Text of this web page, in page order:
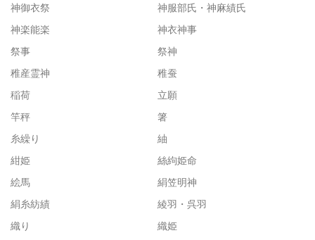
神御衣祭
神服部氏・神麻績氏
神楽能楽
神衣神事
祭事
祭神
稚産霊神
稚蚕
稲荷
立願
竿秤
箸
糸繰り
紬
紺姫
絲絇姫命
絵馬
絹笠明神
絹糸紡績
綾羽・呉羽
織り
織姫